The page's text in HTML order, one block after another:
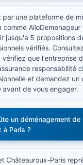
par une plateforme de
comme AlloDemenageur
jusqu'à 5 propositions
vérifiés.
vérifiez que l'entreprise
responsabilité
et demandez un
avant de vous engager.
un déménagement de
à Paris ?
Châteauroux-Paris